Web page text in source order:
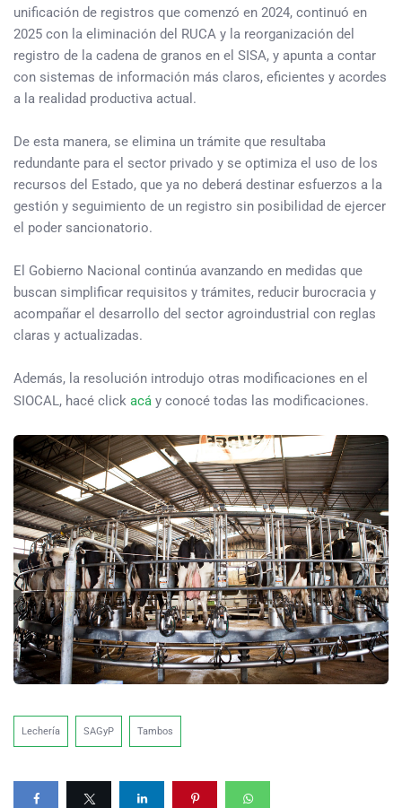
unificación de registros que comenzó en 2024, continuó en
2025 con la eliminación del RUCA y la reorganización del
registro de la cadena de granos en el SISA, y apunta a contar
con sistemas de información más claros, eficientes y acordes
a la realidad productiva actual.
De esta manera, se elimina un trámite que resultaba
redundante para el sector privado y se optimiza el uso de los
recursos del Estado, que ya no deberá destinar esfuerzos a la
gestión y seguimiento de un registro sin posibilidad de ejercer
el poder sancionatorio.
El Gobierno Nacional continúa avanzando en medidas que
buscan simplificar requisitos y trámites, reducir burocracia y
acompañar el desarrollo del sector agroindustrial con reglas
claras y actualizadas.
Además, la resolución introdujo otras modificaciones en el
SIOCAL, hacé click acá y conocé todas las modificaciones.
Lechería SAGyP Tambos